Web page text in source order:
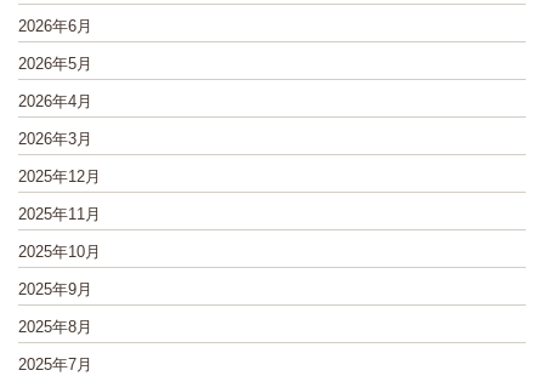
2026年6月
2026年5月
2026年4月
2026年3月
2025年12月
2025年11月
2025年10月
2025年9月
2025年8月
2025年7月